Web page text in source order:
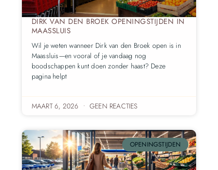
DIRK VAN DEN BROEK OPENINGSTIJDEN IN
MAASSLUIS
Wil je weten wanneer Dirk van den Broek open is in
Maassluis—en vooral of je vandaag nog
boodschappen kunt doen zonder haast? Deze
pagina helpt
MAART 6, 2026 GEEN REACTIES
OPENINGSTIJDEN